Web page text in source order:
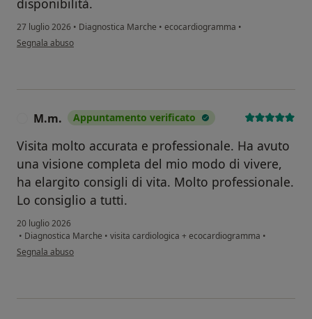
disponibilità.
27 luglio 2026 • Diagnostica Marche • ecocardiogramma •
secondo l'opinione dell'utente Paola
Segnala abuso
M.m. Appuntamento verificato
Visita molto accurata e professionale. Ha avuto
una visione completa del mio modo di vivere,
ha elargito consigli di vita. Molto professionale.
Lo consiglio a tutti.
20 luglio 2026
• Diagnostica Marche • visita cardiologica + ecocardiogramma •
secondo l'opinione dell'utente M.m.
Segnala abuso